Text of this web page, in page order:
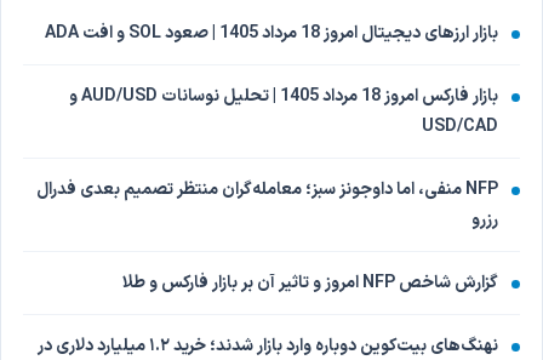
بازار ارزهای دیجیتال امروز 18 مرداد 1405 | صعود SOL و افت ADA
بازار فارکس امروز 18 مرداد 1405 | تحلیل نوسانات AUD/USD و
USD/CAD
NFP منفی، اما داوجونز سبز؛ معامله‌گران منتظر تصمیم بعدی فدرال
رزرو
گزارش شاخص NFP امروز و تاثیر آن بر بازار فارکس و طلا
نهنگ‌های بیت‌کوین دوباره وارد بازار شدند؛ خرید ۱.۲ میلیارد دلاری در